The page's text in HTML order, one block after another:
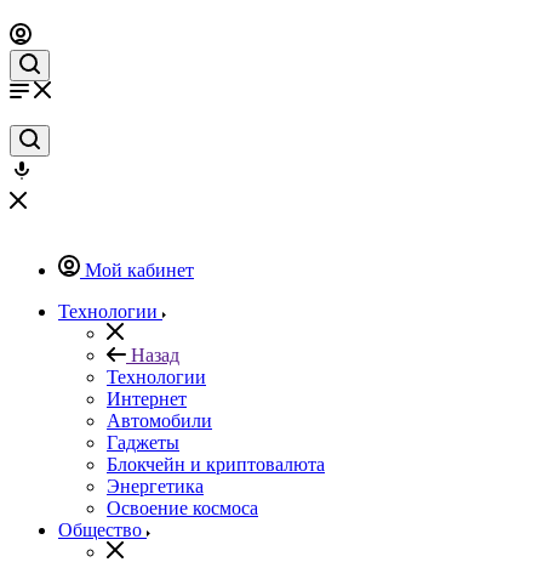
Мой кабинет
Технологии
Назад
Технологии
Интернет
Автомобили
Гаджеты
Блокчейн и криптовалюта
Энергетика
Освоение космоса
Общество